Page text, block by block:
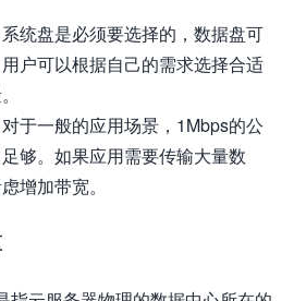
系统盘是必须要选择的，数据盘可
户可以根据自己的需求选择合适
对于一般的应用场景，1Mbps的公
够。如果应用需要传输大量数
增加带宽。